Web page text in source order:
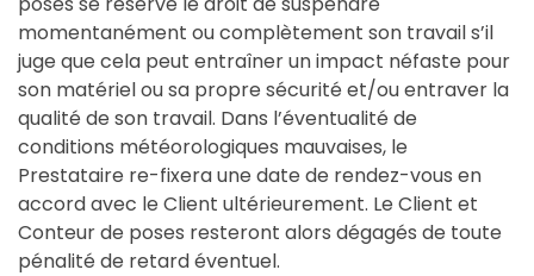
momentanément ou complètement son travail s’il
juge que cela peut entraîner un impact néfaste pour
son matériel ou sa propre sécurité et/ou entraver la
qualité de son travail. Dans l’éventualité de
conditions météorologiques mauvaises, le
Prestataire re-fixera une date de rendez-vous en
accord avec le Client ultérieurement. Le Client et
Conteur de poses resteront alors dégagés de toute
pénalité de retard éventuel.